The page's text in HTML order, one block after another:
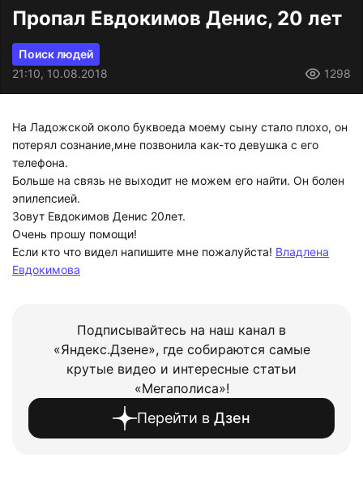
Пропал Евдокимов Денис, 20 лет
Поиск людей
21:10, 10.08.2018
1298
На Ладожской около буквоеда моему сыну стало плохо, он
потерял сознание,мне позвонила как-то девушка с его
телефона.
Больше на связь не выходит не можем его найти. Он болен
эпилепсией.
Зовут Евдокимов Денис 20лет.
Очень прошу помощи!
Если кто что видел напишите мне пожалуйста! Владлена
Евдокимова
Подписывайтесь на наш канал в
«Яндекс.Дзене», где собираются самые
крутые видео и интересные статьи
«Мегаполиса»!
Перейти в Дзен